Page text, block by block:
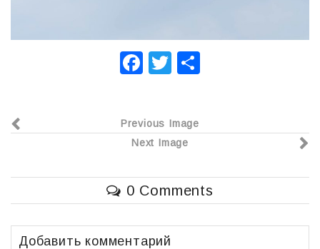
F
e
b
o
o
k
T
er р
в
и
т
Previous Image
Next Image
0 Comments
Добавить комментарий